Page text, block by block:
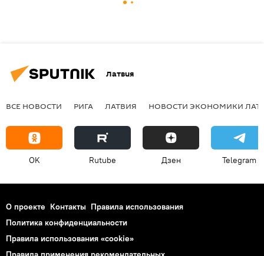
Латвия
ВСЕ НОВОСТИ РИГА ЛАТВИЯ НОВОСТИ ЭКОНОМИКИ
OK Rutube Дзен Telegram
О проекте Контакты Правила использования
Политика конфиденциальности
Правила использования «cookie»